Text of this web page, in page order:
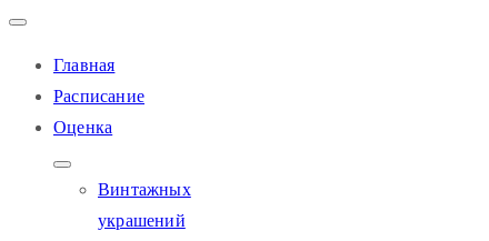
Главная
Расписание
Оценка
Винтажных
украшений